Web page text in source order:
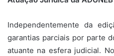
Independentemente da
garantias parciais por parte
atuante na esfera judicial.